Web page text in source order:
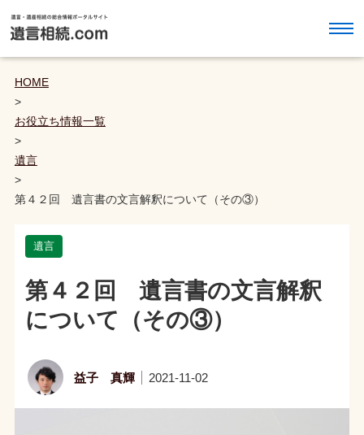
HOME
>
お役立ち情報一覧
>
遺言
>
第４２回 遺言書の文言解釈について（その③）
遺言
第４２回 遺言書の文言解釈
について（その③）
益子 真輝 2021-11-02